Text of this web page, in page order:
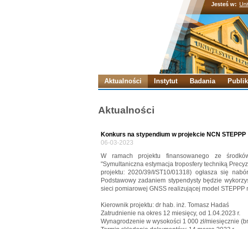
Jesteś w:
Aktualności Instytut Badania
Aktualności
Konkurs na stypendium w projekcie NCN STEPPP
06-03-2023
W ramach projektu finansowanego ze
"Symultaniczna estymacja troposfery techniką
projektu: 2020/39/I/ST10/01318) ogłasza się
Podstawowy zadaniem stypendysty będzie
sieci pomiarowej GNSS realizującej model
Kierownik projektu: dr hab. inż. Tomasz Hadaś
Zatrudnienie na okres 12 miesięcy, od 1.04.2023 r.
Wynagrodzenie w wysokości 1 000 zł/miesięcznie